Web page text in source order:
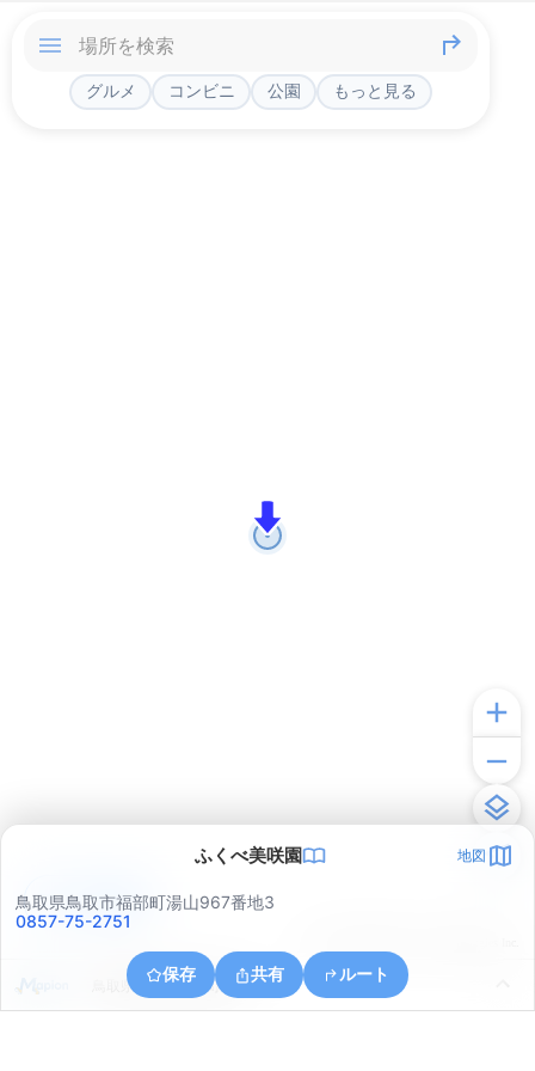
グルメ コンビニ 公園 もっと見る
ふくべ美咲園 地図
鳥取県鳥取市福部町湯山967番地3
0857-75-2751
保存 共有 ルート
鳥取県鳥取市福部町湯山
アプリで見る